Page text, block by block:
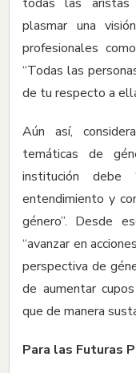
plasmar una
profesionales
“Todas las
de tu respecto a
Aún así,
temáticas de
institución debe
entendimiento y
género”. Desde
“avanzar en
perspectiva de
de aumentar
que de manera
Para las Futuras